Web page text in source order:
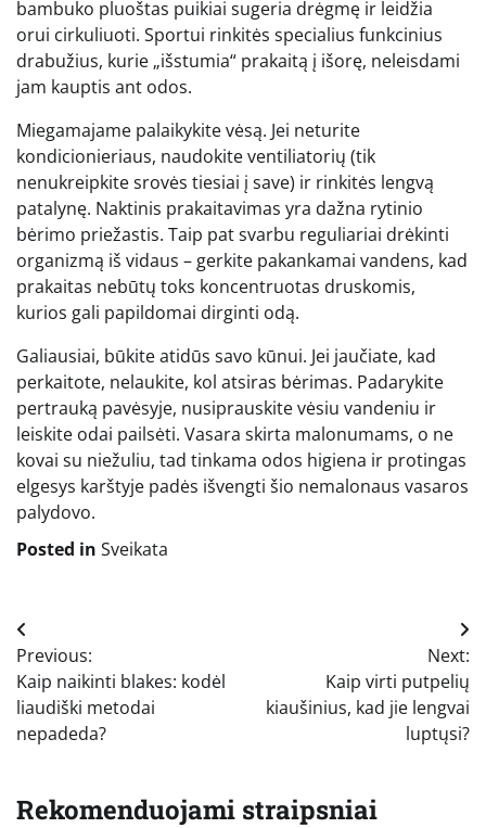
bambuko pluoštas puikiai sugeria drėgmę ir leidžia
orui cirkuliuoti. Sportui rinkitės specialius funkcinius
drabužius, kurie „išstumia“ prakaitą į išorę, neleisdami
jam kauptis ant odos.
Miegamajame palaikykite vėsą. Jei neturite
kondicionieriaus, naudokite ventiliatorių (tik
nenukreipkite srovės tiesiai į save) ir rinkitės lengvą
patalynę. Naktinis prakaitavimas yra dažna rytinio
bėrimo priežastis. Taip pat svarbu reguliariai drėkinti
organizmą iš vidaus – gerkite pakankamai vandens, kad
prakaitas nebūtų toks koncentruotas druskomis,
kurios gali papildomai dirginti odą.
Galiausiai, būkite atidūs savo kūnui. Jei jaučiate, kad
perkaitote, nelaukite, kol atsiras bėrimas. Padarykite
pertrauką pavėsyje, nusiprauskite vėsiu vandeniu ir
leiskite odai pailsėti. Vasara skirta malonumams, o ne
kovai su niežuliu, tad tinkama odos higiena ir protingas
elgesys karštyje padės išvengti šio nemalonaus vasaros
palydovo.
Posted in Sveikata
Navigacija
tarp
įrašų
Previous:
Kaip naikinti blakes: kodėl
liaudiški metodai
nepadeda?
Next:
Kaip virti putpelių
kiaušinius, kad jie lengvai
luptųsi?
Rekomenduojami straipsniai